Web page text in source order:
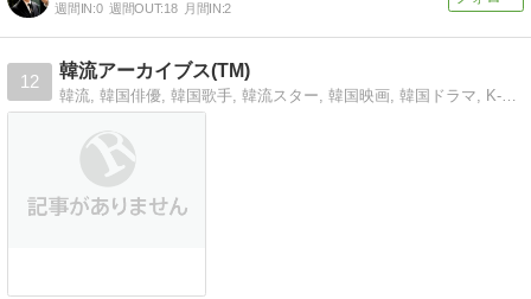
週間IN:0 週間OUT:18 月間IN:2
12
韓流アーカイブス(TM)
韓流, 韓国俳優, 韓国歌手, 韓流スター, 韓国映画, 韓国ドラマ, K-POP, 韓国アニメ などの情報をアーカイブ中!!!